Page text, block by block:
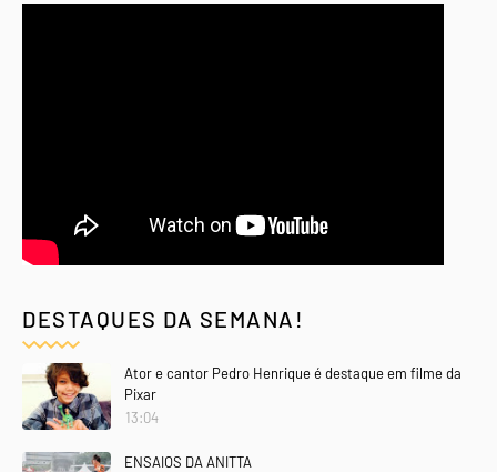
DESTAQUES DA SEMANA!
Ator e cantor Pedro Henrique é destaque em filme da
Pixar
13:04
ENSAIOS DA ANITTA